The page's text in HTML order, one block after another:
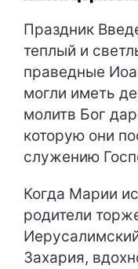
Праздник
теплый и
праведные
могли иметь
молитв Бог
которую они
служению
Когда Марии
родители
Захария,